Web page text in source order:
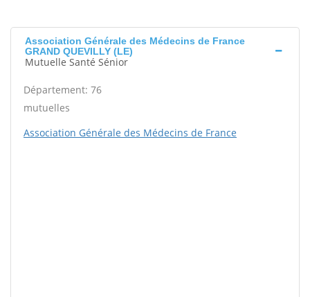
Association Générale des Médecins de France
GRAND QUEVILLY (LE)
Mutuelle Santé Sénior
Département: 76
mutuelles
Association Générale des Médecins de France